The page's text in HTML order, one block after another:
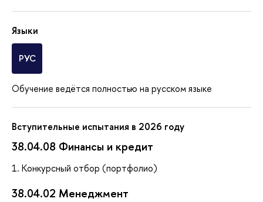
Языки
РУС
Обучение ведётся полностью на русском языке
Вступительные испытания в 2026 году
38.04.08 Финансы и кредит
Конкурсный отбор (портфолио)
38.04.02 Менеджмент